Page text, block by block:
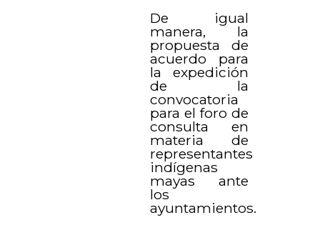
De igual
manera, la
propuesta de
acuerdo para
la expedición
de la
convocatoria
para el foro de
consulta en
materia de
representantes
indígenas
mayas ante
los
ayuntamientos.